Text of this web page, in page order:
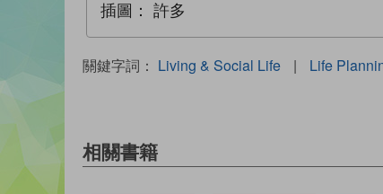
插圖：
許多
關鍵字詞： Living & Social Life | Life
相關書籍